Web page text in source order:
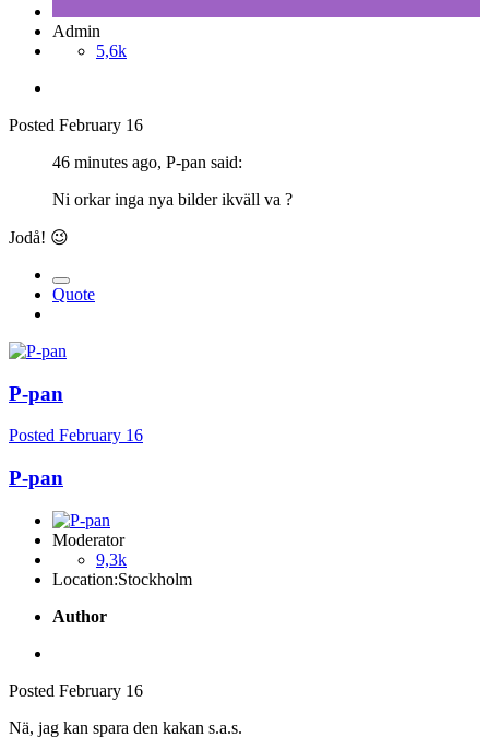
Admin
5,6k
Posted February 16
46 minutes ago, P-pan said:
Ni orkar inga nya bilder ikväll va ?
Jodå! 😉
Quote
P-pan
Posted February 16
P-pan
Moderator
9,3k
Location:Stockholm
Author
Posted February 16
Nä, jag kan spara den kakan s.a.s.